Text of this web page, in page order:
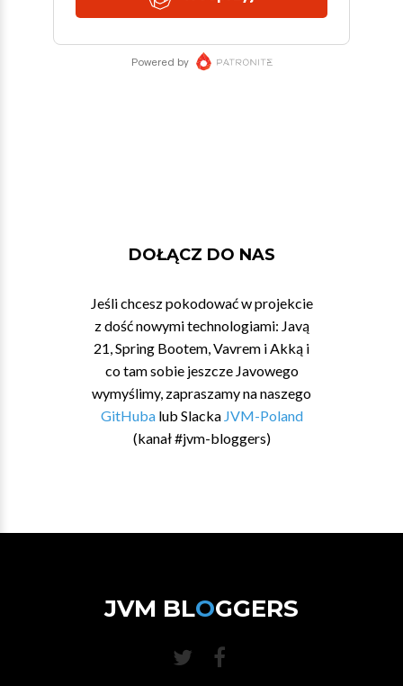
DOŁĄCZ DO NAS
Jeśli chcesz pokodować w projekcie
z dość nowymi technologiami: Javą
21, Spring Bootem, Vavrem i Akką i
co tam sobie jeszcze Javowego
wymyślimy, zapraszamy na naszego
GitHubalub Slacka JVM-Poland
(kanał #jvm-bloggers)
JVM BLOGGERS